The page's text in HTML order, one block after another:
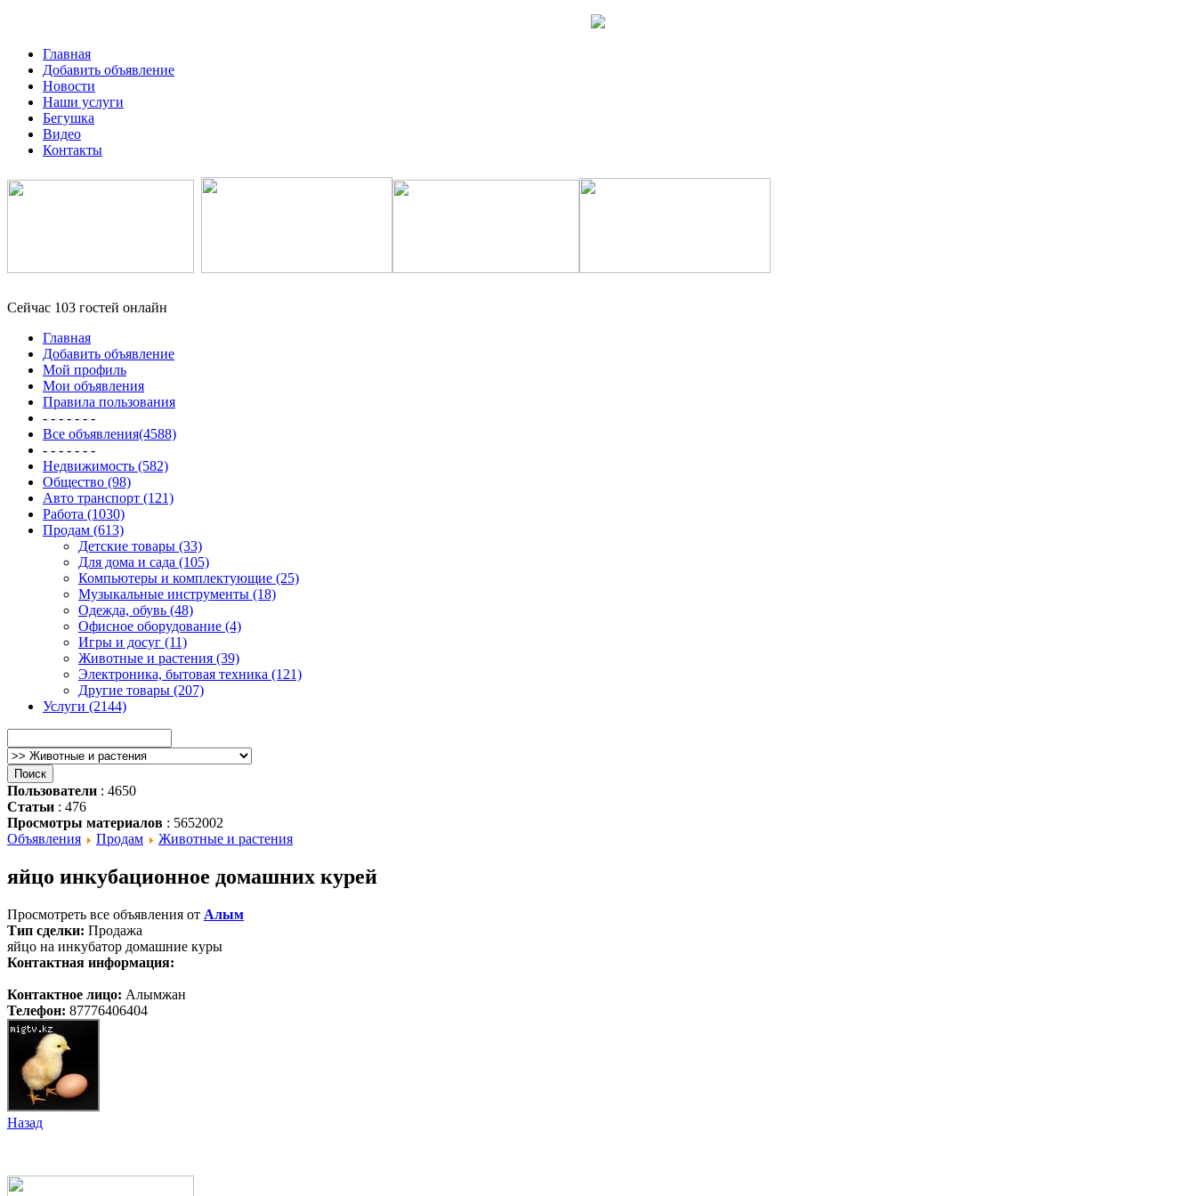
Главная
Добавить объявление
Новости
Наши услуги
Бегушка
Видео
Контакты
Сейчас 103 гостей онлайн
Главная
Добавить объявление
Мой профиль
Мои объявления
Правила пользования
- - - - - - -
Все объявления(4588)
- - - - - - -
Недвижимость (582)
Общество (98)
Авто транспорт (121)
Работа (1030)
Продам (613)
Детские товары (33)
Для дома и сада (105)
Компьютеры и комплектующие (25)
Музыкальные инструменты (18)
Одежда, обувь (48)
Офисное оборудование (4)
Игры и досуг (11)
Животные и растения (39)
Электроника, бытовая техника (121)
Другие товары (207)
Услуги (2144)
Пользователи : 4650
Статьи : 476
Просмотры материалов : 5652002
Объявления
Продам Животные и растения
яйцо инкубационное домашних курей
Просмотреть все объявления от Алым
Тип сделки: Продажа
яйцо на инкубатор домашние куры
Контактная информация:
Контактное лицо: Алымжан
Телефон: 87776406404
Назад